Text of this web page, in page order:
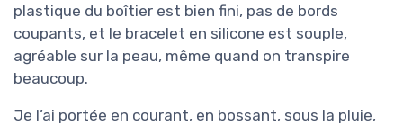
plastique du boîtier est bien fini, pas de bords
coupants, et le bracelet en silicone est souple,
agréable sur la peau, même quand on transpire
beaucoup.
Je l’ai portée en courant, en bossant, sous la pluie,